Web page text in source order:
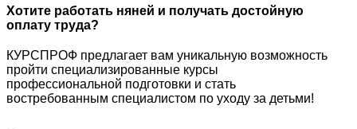
Хотите работать няней и получать достойную
оплату труда?
КУРСПРОФ предлагает вам уникальную возможность
пройти специализированные курсы
профессиональной подготовки и стать
востребованным специалистом по уходу за детьми!